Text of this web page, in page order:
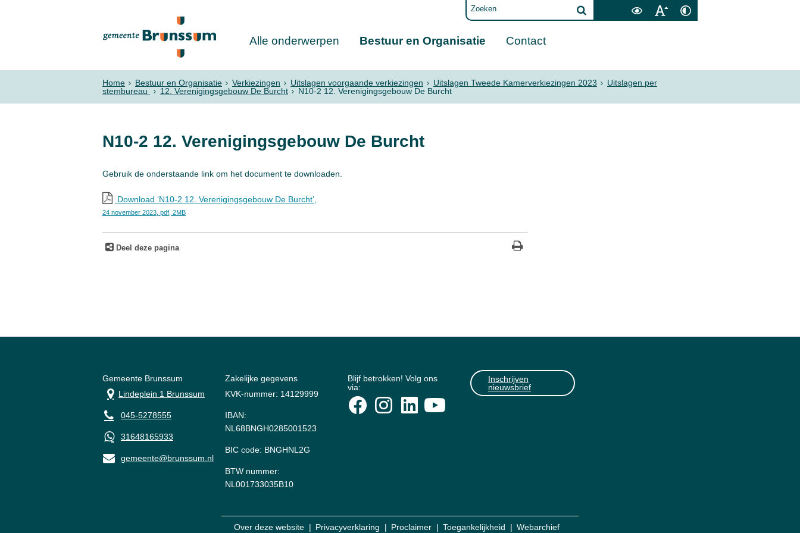
Alle onderwerpen Bestuur en Organisatie Contact
Home Bestuur en Organisatie Verkiezingen Uitslagen voorgaande verkiezingen Uitslagen Tweede Kamerverkiezingen 2023
Uitslagen per
stembureau
12. Verenigingsgebouw De Burcht N10-2 12. Verenigingsgebouw De Burcht
N10-2 12. Verenigingsgebouw De Burcht
Gebruik de onderstaande link om het document te downloaden.
Download ‘N10-2 12. Verenigingsgebouw De Burcht’,
24 november 2023, pdf , 2MB
Deel deze pagina
Gemeente Brunssum
Lindeplein 1 Brunssum
045-5278555
31648165933
gemeente@brunssum.nl
Zakelijke gegevens
KVK-nummer: 14129999
IBAN:
NL68BNGH0285001523
BIC code: BNGHNL2G
BTW nummer:
NL001733035B10
Blijf betrokken! Volg ons
via:
Inschrijven
nieuwsbrief
Over deze website Privacyverklaring Proclaimer Toegankelijkheid Webarchief